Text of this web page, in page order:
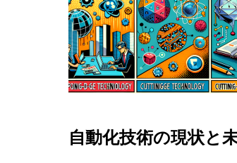
自動化技術の現状と